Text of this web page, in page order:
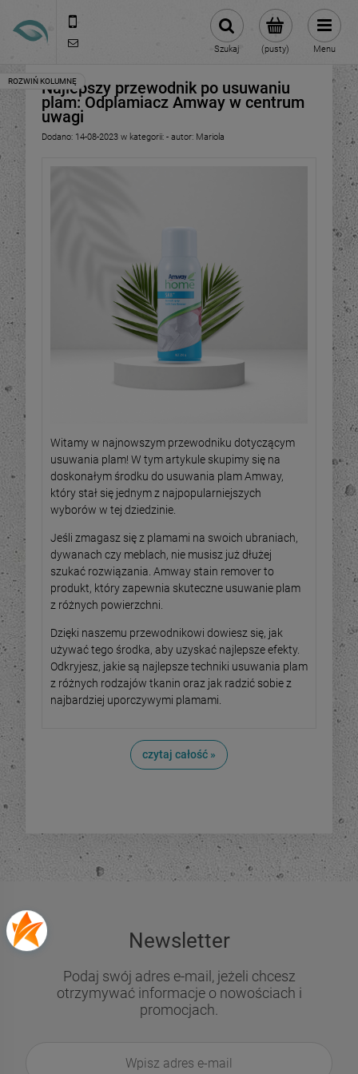
(pusty)
Szukaj Menu
Najlepszy przewodnik po usuwaniu
plam: Odplamiacz Amway w centrum
uwagi
Dodano: 14-08-2023 w kategorii: - autor: Mariola
Witamy w najnowszym przewodniku dotyczącym
usuwania plam! W tym artykule skupimy się na
doskonałym środku do usuwania plam Amway,
który stał się jednym z najpopularniejszych
wyborów w tej dziedzinie.
Jeśli zmagasz się z plamami na swoich ubraniach,
dywanach czy meblach, nie musisz już dłużej
szukać rozwiązania. Amway stain remover to
produkt, który zapewnia skuteczne usuwanie plam
z różnych powierzchni.
Dzięki naszemu przewodnikowi dowiesz się, jak
używać tego środka, aby uzyskać najlepsze efekty.
Odkryjesz, jakie są najlepsze techniki usuwania plam
z różnych rodzajów tkanin oraz jak radzić sobie z
najbardziej uporczywymi plamami.
czytaj całość »
Newsletter
Podaj swój adres e-mail, jeżeli chcesz
otrzymywać informacje o nowościach i
promocjach.